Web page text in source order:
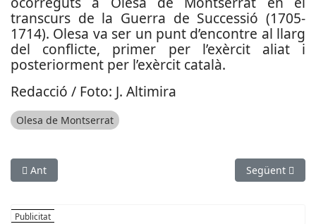
transcurs de la Guerra de Successió (1705-
1714). Olesa va ser un punt d’encontre al llarg
del conflicte, primer per l’exèrcit aliat i
posteriorment per l’exèrcit català.
Redacció / Foto: J. Altimira
Olesa de Montserrat
Article anterior: L’Ajuntament de Sant Feliu crea un
Ant Article
Següent